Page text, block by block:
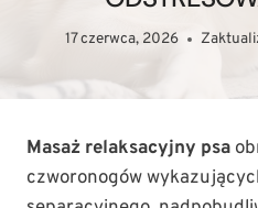
17 czerwca, 2026
Masaż relaksacyjny psa
czworonogów